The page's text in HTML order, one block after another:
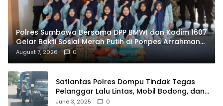
Polres Sumbawa Bersama DPP BMWI dan Kodim 1607
Gelar Bakti Sosial Merah Putih di Ponpes Arrahman
Hidayatullah
August 7, 2026 0
Satlantas Polres Dompu Tindak Tegas
Pelanggar Lalu Lintas, Mobil Bodong, dan
Kendaraan Tak Bayar Pajak
June 3, 2025 0